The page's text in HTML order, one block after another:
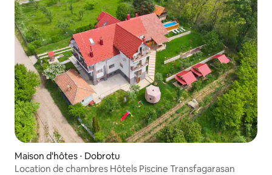
Maison d'hôtes ⋅ Dobrotu
Location de chambres Hôtels Piscine Transfagarasan